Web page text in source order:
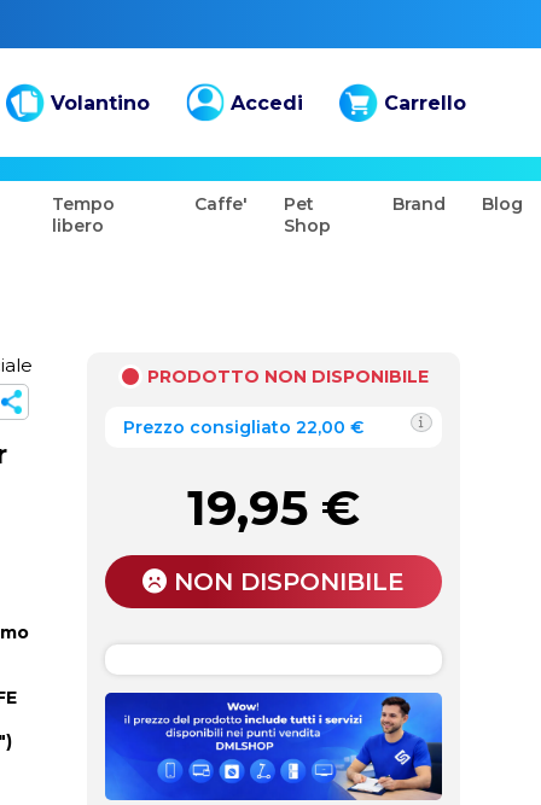
Volantino Accedi Carrello
Tempo
libero
Caffe'
Pet
Shop
Brand Blog
PRODOTTO NON DISPONIBILE
Prezzo consigliato 22,00 €
19,95 €
NON DISPONIBILE